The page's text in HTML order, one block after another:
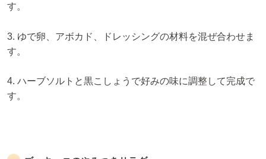
す。
3. ゆで卵、アボカド、ドレッシングの材料を混ぜ合わせま
す。
4. ハーブソルトと黒こしょうで好みの味に調整して完成で
す。